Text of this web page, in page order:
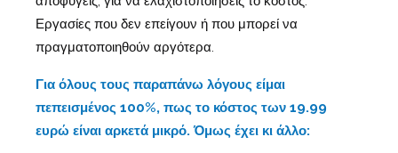
Εργασίες που δεν επείγουν ή που μπορεί να
πραγματοποιηθούν αργότερα.
Για όλους τους παραπάνω λόγους είμαι
πεπεισμένος 100%, πως το κόστος των 19.99
ευρώ είναι αρκετά μικρό. Όμως έχει κι άλλο: